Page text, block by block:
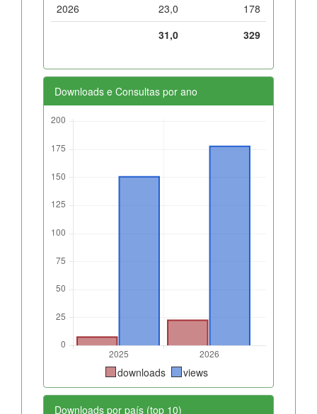
2026
23,0
178
31,0
329
Downloads e Consultas por ano
downloads views
Downloads por país (top 10)